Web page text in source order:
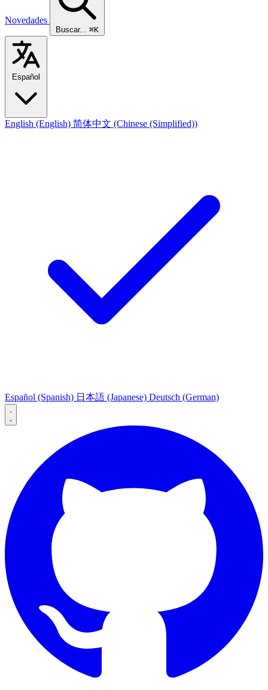
Novedades
Buscar... ⌘K
Español
English (English) 简体中文 (Chinese (Simplified))
Español (Spanish) 日本語 (Japanese) Deutsch (German)